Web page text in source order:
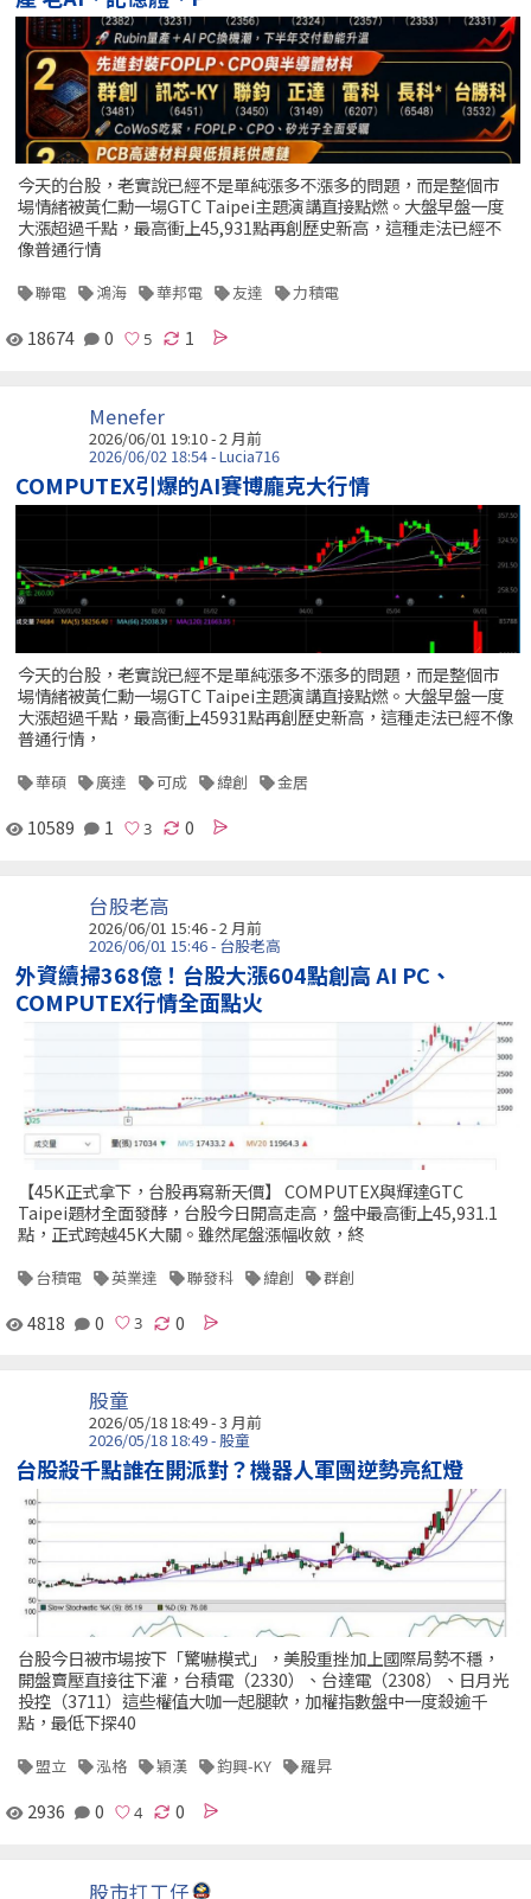
今天的台股，老實說已經不是單純漲多不漲多的問題，而是整個市
場情緒被黃仁勳一場GTC Taipei主題演講直接點燃。大盤早盤一度
大漲超過千點，最高衝上45,931點再創歷史新高，這種走法已經不
像普通行情
聯電 鴻海 華邦電 友達 力積電
18674 0 1
Menefer
2026/06/01 19:10 - 2 月前
2026/06/02 18:54 - Lucia716
COMPUTEX引爆的AI賽博龐克大行情
今天的台股，老實說已經不是單純漲多不漲多的問題，而是整個市
場情緒被黃仁勳一場GTC Taipei主題演講直接點燃。大盤早盤一度
大漲超過千點，最高衝上45931點再創歷史新高，這種走法已經不像
普通行情，
華碩 廣達 可成 緯創 金居
10589 1 0
台股老高
2026/06/01 15:46 - 2 月前
2026/06/01 15:46 - 台股老高
外資續掃368億！台股大漲604點創高 AI PC、
COMPUTEX行情全面點火
【45K正式拿下，台股再寫新天價】 COMPUTEX與輝達GTC
Taipei題材全面發酵，台股今日開高走高，盤中最高衝上45,931.1
點，正式跨越45K大關。雖然尾盤漲幅收斂，終
台積電 英業達 聯發科 緯創 群創
4818 0 0
股童
2026/05/18 18:49 - 3 月前
2026/05/18 18:49 - 股童
台股殺千點誰在開派對？機器人軍團逆勢亮紅燈
台股今日被市場按下「驚嚇模式」，美股重挫加上國際局勢不穩，
開盤賣壓直接往下灌，台積電（2330）、台達電（2308）、日月光
投控（3711）這些權值大咖一起腿軟，加權指數盤中一度殺逾千
點，最低下探40
盟立 泓格 穎漢 鈞興-KY 羅昇
2936 0 0
股市打工仔